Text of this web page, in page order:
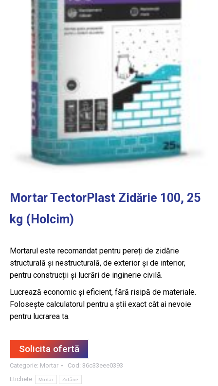
Mortar TectorPlast Zidărie 100, 25
kg (Holcim)
Mortarul este recomandat pentru pereți de zidărie
structurală și nestructurală, de exterior și de interior,
pentru construcții și lucrări de inginerie civilă.
Lucrează economic și eficient, fără risipă de materiale.
Folosește calculatorul pentru a știi exact cât ai nevoie
pentru lucrarea ta.
Solicita ofertă
Categorie: Mortar Cod: 36c33eee0393
Etichete:
Mortar Zidărie